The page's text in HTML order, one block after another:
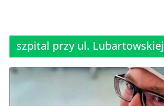
szpital przy ul. Lubartowskiej